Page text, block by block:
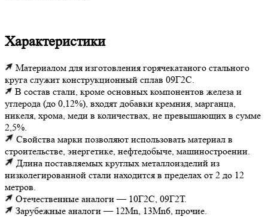
Характеристики
Материалом для изготовления горячекатаного стального
круга служит конструкционный сплав 09Г2С.
В состав стали, кроме основных компонентов железа и
углерода (до 0,12%), входят добавки кремния, марганца,
никеля, хрома, меди в количествах, не превышающих в сумме
2,5%.
Свойства марки позволяют использовать материал в
строительстве, энергетике, нефтедобыче, машиностроении.
Длина поставляемых круглых металлоизделий из
низколегированной стали находится в пределах от 2 до 12
метров.
Отечественные аналоги — 10Г2С, 09Г2Т.
Зарубежные аналоги — 12Mn, 13Mn6, прочие.